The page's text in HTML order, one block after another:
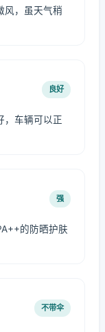
风，虽天气稍
良好
，车辆可以正
强
的防晒护肤
不带伞